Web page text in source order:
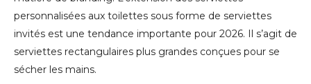
personnalisées aux toilettes sous forme de serviettes
invités est une tendance importante pour 2026. Il s’agit de
serviettes rectangulaires plus grandes conçues pour se
sécher les mains.